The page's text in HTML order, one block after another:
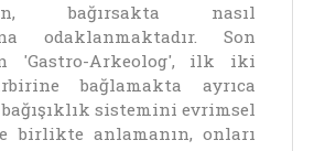
bağırsakta nasıl
odaklanmaktadır. Son
'Gastro-Arkeolog', ilk iki
bağlamakta ayrıca
bağışıklık sistemini evrimsel
birlikte anlamanın, onları